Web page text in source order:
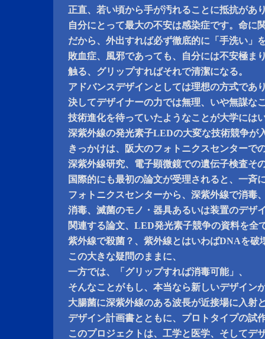
正直、若い頃から手が汚れることに抵抗があ
自分にとって最大の不安は感染症です。命に
だから、外出すれば必ず徹底的に「手洗い」
敗血症、風邪であっても、自分には不安極ま
触る、グリップすればそれで清潔になる。
アドバンスデザインとしては理想の方式であ
決してデザイナーの力では無理、いや無謀な
技術進化を待っていたようなことが大学には
深紫外線の発光素子LEDの大変な技術競争が
きっかけは、阪大のフォトニクスセンターで
深紫外線研究、電子顕微鏡での遺伝子検査そ
国際的にも最初の論文が受理されると、一斉
フォトニクスセンターから、深紫外線で消毒
消毒、滅菌のモノ・器具あるいは装置のデザ
関連する論文、LED発光素子競争の資料を全
紫外線で殺菌？、紫外線とはいわばDNAを破
この大きな疑問のままに、
一方では、「グリップすれば消毒可能」、
そんなことがもし、本当なら新しいデザイン
大腸菌に深紫外線のある波長が近接場に入射
デザイン計画書とともに、プロトタイプの試
このプロジェクトは、工学と医学、そしてデ